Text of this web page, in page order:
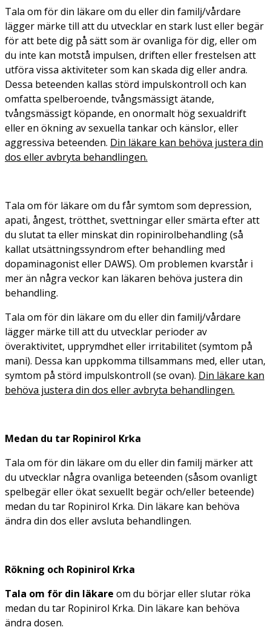
Tala om för din läkare om du eller din familj/vårdare
lägger märke till att du utvecklar en stark lust eller begär
för att bete dig på sätt som är ovanliga för dig, eller om
du inte kan motstå impulsen, driften eller frestelsen att
utföra vissa aktiviteter som kan skada dig eller andra.
Dessa beteenden kallas störd impulskontroll och kan
omfatta spelberoende, tvångsmässigt ätande,
tvångsmässigt köpande, en onormalt hög sexualdrift
eller en ökning av sexuella tankar och känslor, eller
aggressiva beteenden. Din läkare kan behöva justera din
dos eller avbryta behandlingen.
Tala om för läkare om du får symtom som depression,
apati, ångest, trötthet, svettningar eller smärta efter att
du slutat ta eller minskat din ropinirolbehandling (så
kallat utsättningssyndrom efter behandling med
dopaminagonist eller DAWS). Om problemen kvarstår i
mer än några veckor kan läkaren behöva justera din
behandling.
Tala om för din läkare om du eller din familj/vårdare
lägger märke till att du utvecklar perioder av
överaktivitet, upprymdhet eller irritabilitet (symtom på
mani). Dessa kan uppkomma tillsammans med, eller utan,
symtom på störd impulskontroll (se ovan). Din läkare kan
behöva justera din dos eller avbryta behandlingen.
Medan du tar Ropinirol Krka
Tala om för din läkare om du eller din familj märker att
du utvecklar några ovanliga beteenden (såsom ovanligt
spelbegär eller ökat sexuellt begär och/eller beteende)
medan du tar Ropinirol Krka. Din läkare kan behöva
ändra din dos eller avsluta behandlingen.
Rökning och Ropinirol Krka
Tala om för din läkare om du börjar eller slutar röka
medan du tar Ropinirol Krka. Din läkare kan behöva
ändra dosen.